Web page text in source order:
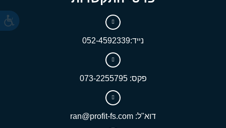
נייד:052-4592339
פקס: 073-2255795
דוא"ל: ran@profit-fs.com